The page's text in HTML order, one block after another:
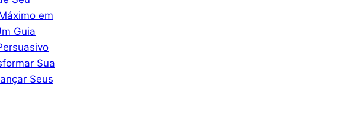
crianças,
fechaduras
de
porta
à
prova
Morrendo
de
Amor
–
Livro